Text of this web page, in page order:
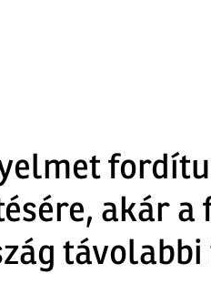
akár a
távolabbi